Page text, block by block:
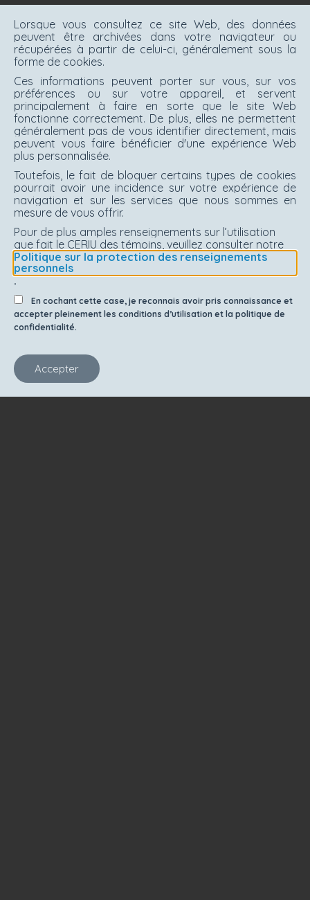
Lorsque vous consultez ce site Web, des données
peuvent être archivées dans votre navigateur ou
récupérées à partir de celui-ci, généralement sous la
forme de cookies.
Ces informations peuvent porter sur vous, sur vos
préférences ou sur votre appareil, et servent
principalement à faire en sorte que le site Web
fonctionne correctement. De plus, elles ne permettent
généralement pas de vous identifier directement, mais
peuvent vous faire bénéficier d'une expérience Web
plus personnalisée.
Toutefois, le fait de bloquer certains types de cookies
pourrait avoir une incidence sur votre expérience de
navigation et sur les services que nous sommes en
mesure de vous offrir.
Pour de plus amples renseignements sur l’utilisation
que fait le CERIU des témoins, veuillez consulter notre
Politique sur la protection des renseignements
personnels
.
En cochant cette case, je reconnais avoir pris connaissance et
accepter pleinement les conditions d’utilisation et la politique de
confidentialité.
Accepter